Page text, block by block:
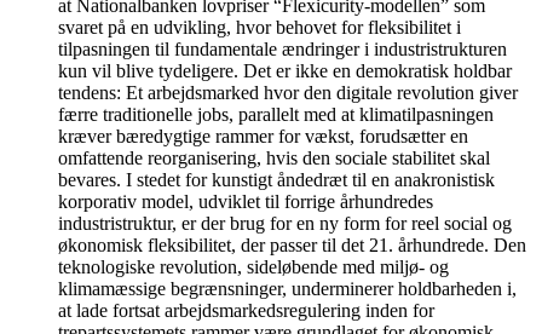
at Nationalbanken lovpriser “Flexicurity-modellen” som
svaret på en udvikling, hvor behovet for fleksibilitet i
tilpasningen til fundamentale ændringer i industristrukturen
kun vil blive tydeligere. Det er ikke en demokratisk holdbar
tendens: Et arbejdsmarked hvor den digitale revolution giver
færre traditionelle jobs, parallelt med at klimatilpasningen
kræver bæredygtige rammer for vækst, forudsætter en
omfattende reorganisering, hvis den sociale stabilitet skal
bevares. I stedet for kunstigt åndedræt til en anakronistisk
korporativ model, udviklet til forrige århundredes
industristruktur, er der brug for en ny form for reel social og
økonomisk fleksibilitet, der passer til det 21. århundrede. Den
teknologiske revolution, sideløbende med miljø- og
klimamæssige begrænsninger, underminerer holdbarheden i,
at lade fortsat arbejdsmarkedsregulering inden for